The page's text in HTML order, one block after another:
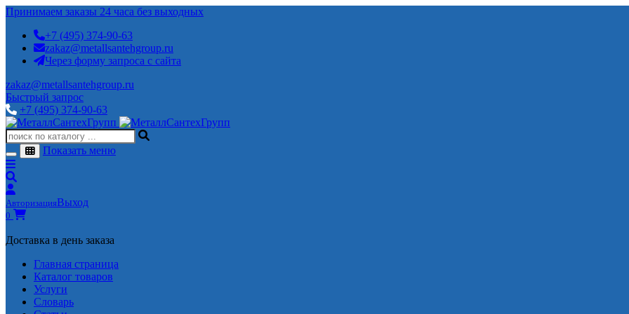
Принимаем заказы 24 часа без выходных
+7 (495) 374-90-63
zakaz@metallsantehgroup.ru
Через форму запроса с сайта
zakaz@metallsantehgroup.ru
Быстрый запрос
+7 (495) 374-90-63
Показать меню
АвторизацияВыход
0
Доставка в день заказа
Главная страница
Каталог товаров
Услуги
Словарь